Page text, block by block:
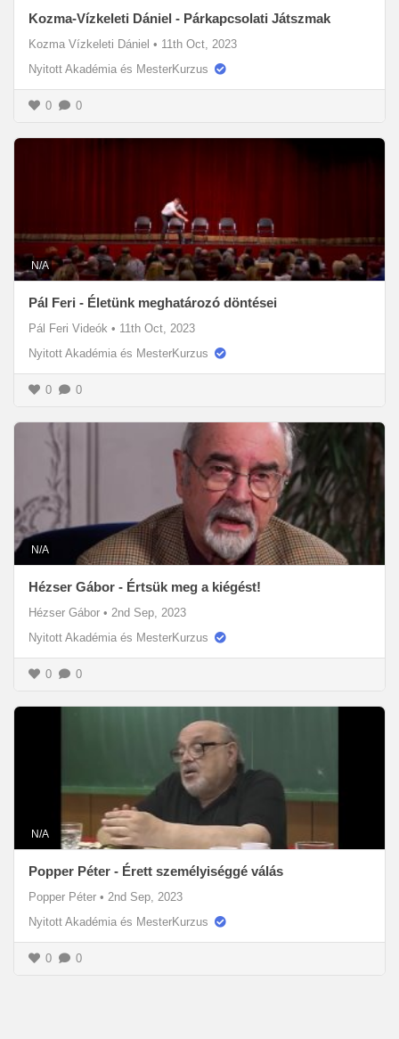
Kozma-Vízkeleti Dániel - Párkapcsolati Játszmak
Kozma Vízkeleti Dániel • 11th Oct, 2023
Nyitott Akadémia és MesterKurzus
0 0
N/A
Pál Feri - Életünk meghatározó döntései
Pál Feri Videók • 11th Oct, 2023
Nyitott Akadémia és MesterKurzus
0 0
N/A
Hézser Gábor - Értsük meg a kiégést!
Hézser Gábor • 2nd Sep, 2023
Nyitott Akadémia és MesterKurzus
0 0
N/A
Popper Péter - Érett személyiséggé válás
Popper Péter • 2nd Sep, 2023
Nyitott Akadémia és MesterKurzus
0 0